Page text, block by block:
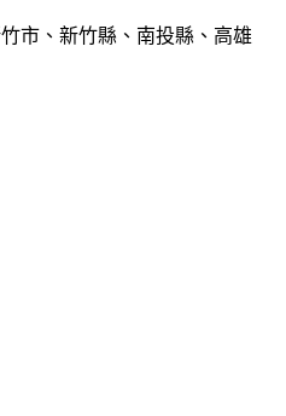
市、新竹縣、南投縣、高雄